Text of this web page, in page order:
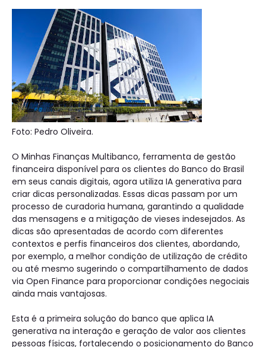
Foto: Pedro Oliveira.
O Minhas Finanças Multibanco, ferramenta de gestão
financeira disponível para os clientes do Banco do Brasil
em seus canais digitais, agora utiliza IA generativa para
criar dicas personalizadas. Essas dicas passam por um
processo de curadoria humana, garantindo a qualidade
das mensagens e a mitigação de vieses indesejados. As
dicas são apresentadas de acordo com diferentes
contextos e perfis financeiros dos clientes, abordando,
por exemplo, a melhor condição de utilização de crédito
ou até mesmo sugerindo o compartilhamento de dados
via Open Finance para proporcionar condições negociais
ainda mais vantajosas.
Esta é a primeira solução do banco que aplica IA
generativa na interação e geração de valor aos clientes
pessoas físicas, fortalecendo o posicionamento do Banco